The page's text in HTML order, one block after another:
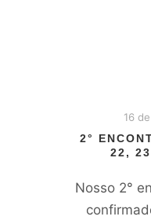
16
2°
22,
Nosso 2°